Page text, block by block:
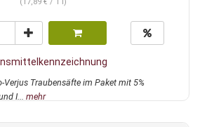
(17,89 € / 1 l)
Verjus Traubensäfte im Paket mit 5%
I... mehr